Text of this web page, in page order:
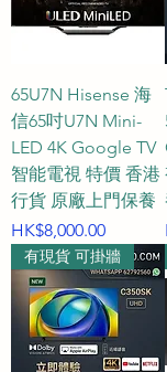
32 吋 – 43 吋電
約為 1.0 米至
55 吋 – 65 吋電
約為 1.8 米至
75 吋 – 85 吋電
約為 2.3 米至
Q3：市面上常
約的實際機身尺
A3：以下提供
65U7N Hisense 海
信65吋U7N Mini-
LED 4K Google TV
智能電視 特價 香港
行貨 原廠上門保養
價格
HK$8,000.00
有現貨 可掛牆